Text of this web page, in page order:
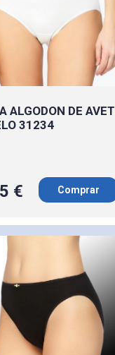
ALGODON DE AVET
31234
€ Comprar